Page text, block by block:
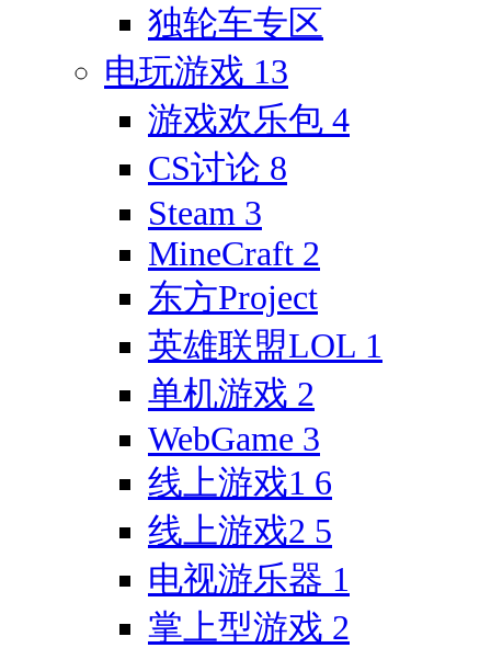
独轮车专区
电玩游戏 13
游戏欢乐包 4
CS讨论 8
Steam 3
MineCraft 2
东方Project
英雄联盟LOL 1
单机游戏 2
WebGame 3
线上游戏1 6
线上游戏2 5
电视游乐器 1
掌上型游戏 2